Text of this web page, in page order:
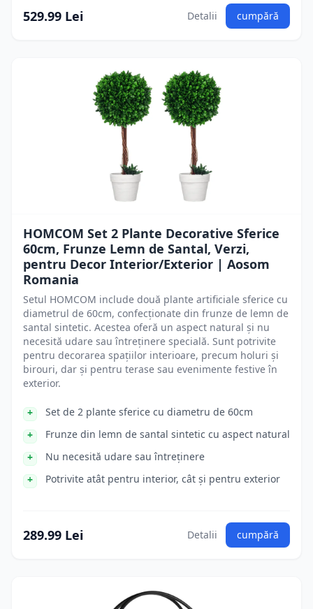
529.99 Lei Detalii cumpără
HOMCOM Set 2 Plante Decorative Sferice
60cm, Frunze Lemn de Santal, Verzi,
pentru Decor Interior/Exterior | Aosom
Romania
Setul HOMCOM include două plante artificiale sferice cu
diametrul de 60cm, confecționate din frunze de lemn de
santal sintetic. Acestea oferă un aspect natural și nu
necesită udare sau întreținere specială. Sunt potrivite
pentru decorarea spațiilor interioare, precum holuri și
birouri, dar și pentru terase sau evenimente festive în
exterior.
Set de 2 plante sferice cu diametru de 60cm
Frunze din lemn de santal sintetic cu aspect natural
Nu necesită udare sau întreținere
Potrivite atât pentru interior, cât și pentru exterior
289.99 Lei Detalii cumpără